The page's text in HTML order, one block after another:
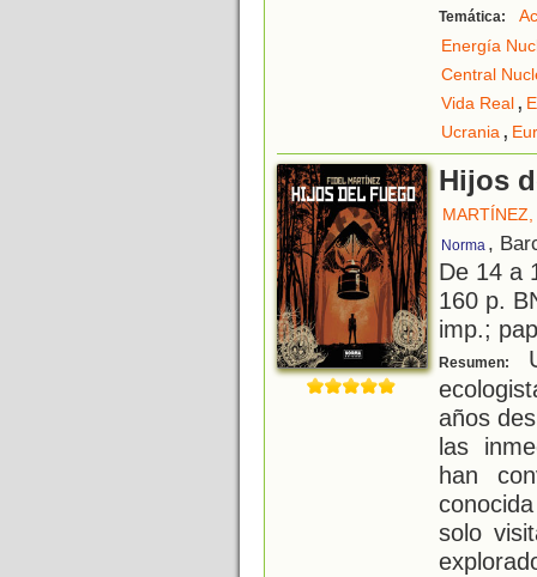
Temática:
Energía
Central
Vida Real,
Ucrania,
Hijos
Norma ,
De 14 a
160 p.
imp.;
Resumen:
años
las
han
solo